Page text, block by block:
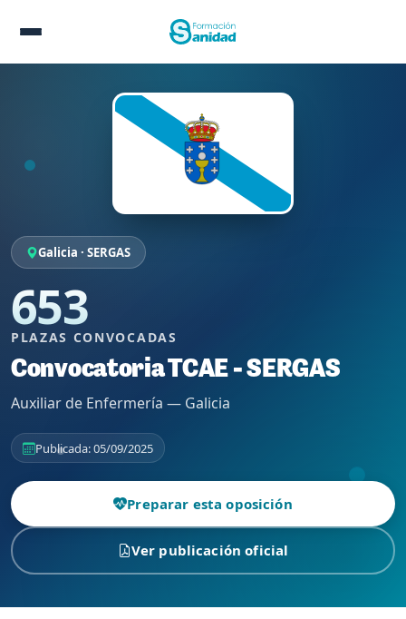
Galicia · SERGAS
653
PLAZAS CONVOCADAS
Convocatoria TCAE - SERGAS
Auxiliar de Enfermería — Galicia
Publicada: 05/09/2025
Preparar esta oposición
Ver publicación oficial